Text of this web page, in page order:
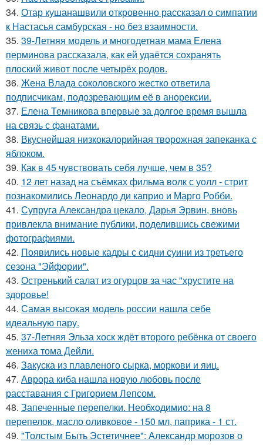
34. Отар кушанашвили откровенно рассказал о симпатии
к Настасья самбурская - но без взаимности.
35. 39-Летняя модель и многодетная мама Елена
перминова рассказала, как ей удаётся сохранять
плоский живот после четырёх родов.
36. Жена Влада соколовского жестко ответила
подписчикам, подозревающим её в анорексии.
37. Елена Темникова впервые за долгое время вышла
на связь с фанатами.
38. Вкуснейшая низкокалорийная творожная запеканка с
яблоком.
39. Как в 45 чувствовать себя лучше, чем в 35?
40. 12 лет назад на съёмках фильма волк с уолл - стрит
познакомились Леонардо ди каприо и Марго Робби.
41. Супруга Александра цекало, Дарья Эрвин, вновь
привлекла внимание публики, поделившись свежими
фотографиями.
42. Появились новые кадры с сидни суини из третьего
сезона "Эйфории".
43. Остренький салат из огурцов за час "хрустите нa
здоровье!
44. Самая высокая модель россии нашла себе
идеальную пару.
45. 37-Летняя Эльза хоск ждёт второго ребёнка от своего
жениха тома Дейли.
46. Закуска из плавленого сырка, моркови и яиц.
47. Аврора киба нашла новую любовь после
расставания с Григорием Лепсом.
48. Запеченные перепелки. Необходимио: на 8
перепелок, масло оливковое - 150 мл, паприка - 1 ст.
49. "Толстым Быть Эстетичнее": Александр морозов о